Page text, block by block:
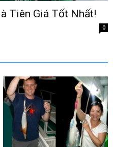
Tiên Giá Tốt Nhất!
0